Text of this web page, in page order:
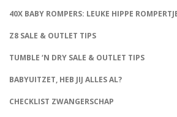
40X BABY ROMPERS: LEUKE HIPPE
Z8 SALE & OUTLET TIPS
TUMBLE ‘N DRY SALE & OUTLET TIPS
BABYUITZET, HEB JIJ ALLES AL?
CHECKLIST ZWANGERSCHAP